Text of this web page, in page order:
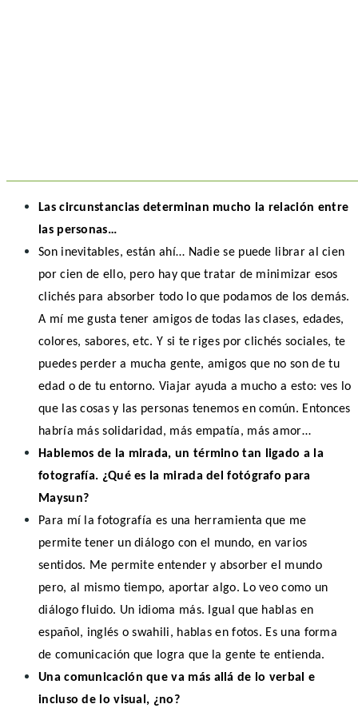
Las circunstancias determinan mucho la relación entre
las personas…
Son inevitables, están ahí… Nadie se puede librar al cien
por cien de ello, pero hay que tratar de minimizar esos
clichés para absorber todo lo que podamos de los demás.
A mí me gusta tener amigos de todas las clases, edades,
colores, sabores, etc. Y si te riges por clichés sociales, te
puedes perder a mucha gente, amigos que no son de tu
edad o de tu entorno. Viajar ayuda a mucho a esto: ves lo
que las cosas y las personas tenemos en común. Entonces
habría más solidaridad, más empatía, más amor…
Hablemos de la mirada, un término tan ligado a la
fotografía. ¿Qué es la mirada del fotógrafo para
Maysun?
Para mí la fotografía es una herramienta que me
permite tener un diálogo con el mundo, en varios
sentidos. Me permite entender y absorber el mundo
pero, al mismo tiempo, aportar algo. Lo veo como un
diálogo fluido. Un idioma más. Igual que hablas en
español, inglés o swahili, hablas en fotos. Es una forma
de comunicación que logra que la gente te entienda.
Una comunicación que va más allá de lo verbal e
incluso de lo visual, ¿no?